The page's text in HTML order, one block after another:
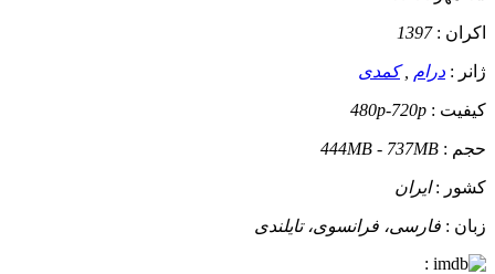
اکران :1397
ژانر : درام ,کمدی
کيفيت : 480p-720p
حجم : 444MB - 737MB
کشور :ایران
زبان : فارسی، فرانسوی، تایلندی
: